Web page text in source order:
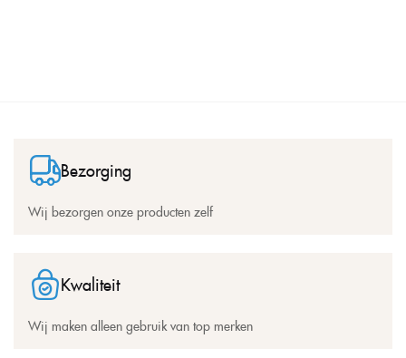
Bezorging
Wij bezorgen onze producten zelf
Kwaliteit
Wij maken alleen gebruik van top merken